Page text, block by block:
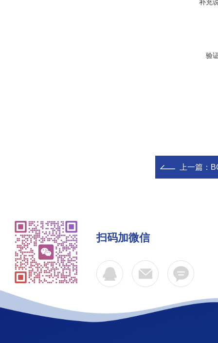
补充
验
上一篇：
扫码加微信